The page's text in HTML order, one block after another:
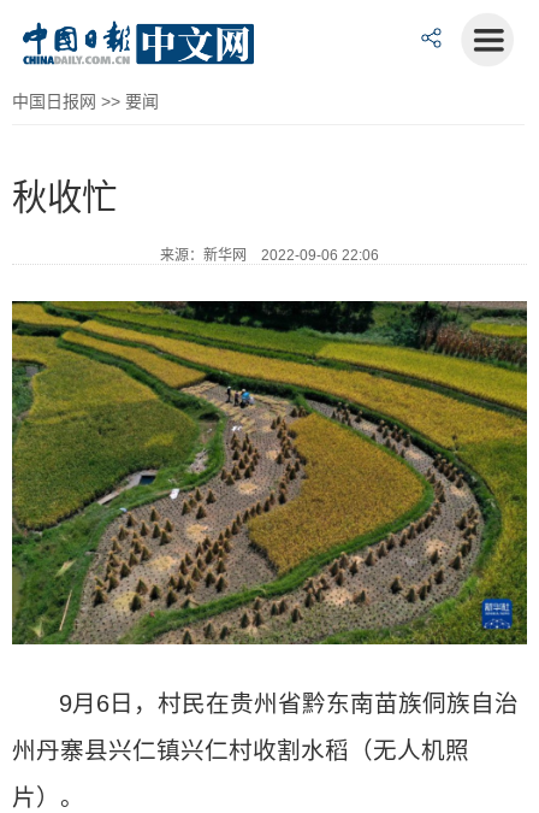
中国日报网 >> 要闻
秋收忙
来源：新华网 2022-09-06 22:06
9月6日，村民在贵州省黔东南苗族侗族自治
州丹寨县兴仁镇兴仁村收割水稻（无人机照
片）。